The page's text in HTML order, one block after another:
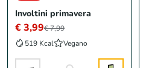
Involtini primavera
€ 3,99€ 7,99
519 Kcal
Vegano